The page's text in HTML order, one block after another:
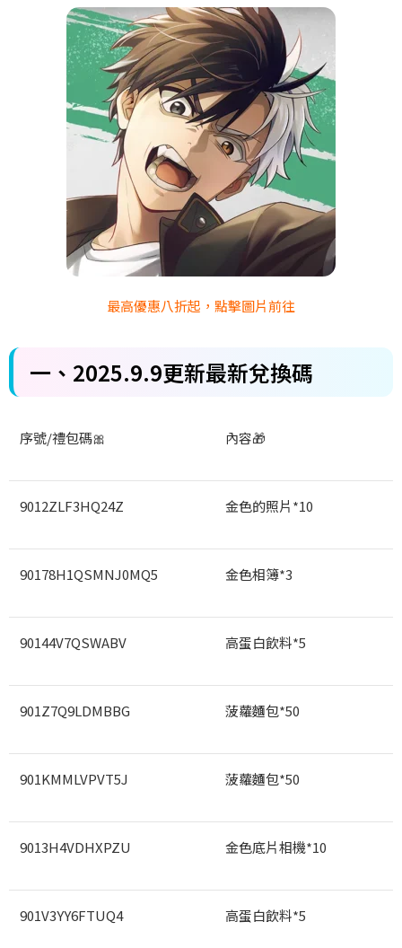
最高優惠八折起，點擊圖片前往
一、2025.9.9更新最新兌換碼
序號/禮包碼🎀 內容🎁
9012ZLF3HQ24Z 金色的照片*10
90178H1QSMNJ0MQ5 金色相簿*3
90144V7QSWABV 高蛋白飲料*5
901Z7Q9LDMBBG 菠蘿麵包*50
901KMMLVPVT5J 菠蘿麵包*50
9013H4VDHXPZU 金色底片相機*10
901V3YY6FTUQ4 高蛋白飲料*5